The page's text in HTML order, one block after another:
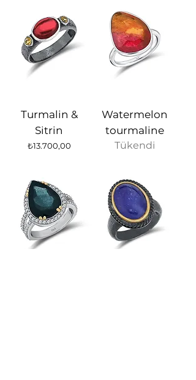
Turmalin &
Sitrin
Fiyat
₺13.700,00
Watermelon
tourmaline
Tükendi